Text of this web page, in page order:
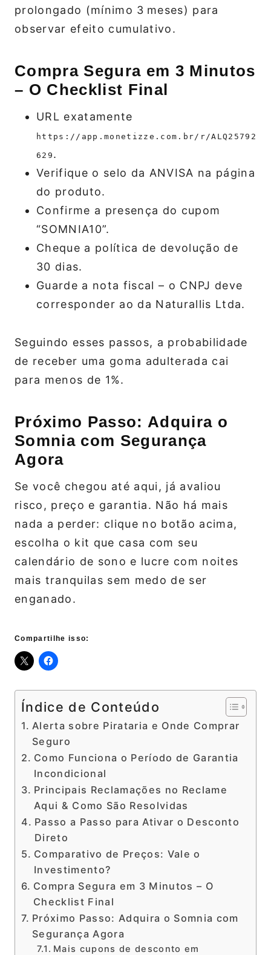
prolongado (mínimo 3 meses) para
observar efeito cumulativo.
Compra Segura em 3 Minutos
– O Checklist Final
URL exatamente
https://app.monetizze.com.br/r/ALQ25792
629 .
Verifique o selo da ANVISA na página
do produto.
Confirme a presença do cupom
“SOMNIA10”.
Cheque a política de devolução de
30 dias.
Guarde a nota fiscal – o CNPJ deve
corresponder ao da Naturallis Ltda.
Seguindo esses passos, a probabilidade
de receber uma goma adulterada cai
para menos de 1%.
Próximo Passo: Adquira o
Somnia com Segurança
Agora
Se você chegou até aqui, já avaliou
risco, preço e garantia. Não há mais
nada a perder: clique no botão acima,
escolha o kit que casa com seu
calendário de sono e lucre com noites
mais tranquilas sem medo de ser
enganado.
Compartilhe isso:
Índice de Conteúdo
Alerta sobre Pirataria e Onde Comprar
Seguro
Como Funciona o Período de Garantia
Incondicional
Principais Reclamações no Reclame
Aqui & Como São Resolvidas
Passo a Passo para Ativar o Desconto
Direto
Comparativo de Preços: Vale o
Investimento?
Compra Segura em 3 Minutos – O
Checklist Final
Próximo Passo: Adquira o Somnia com
Segurança Agora
Mais cupons de desconto em